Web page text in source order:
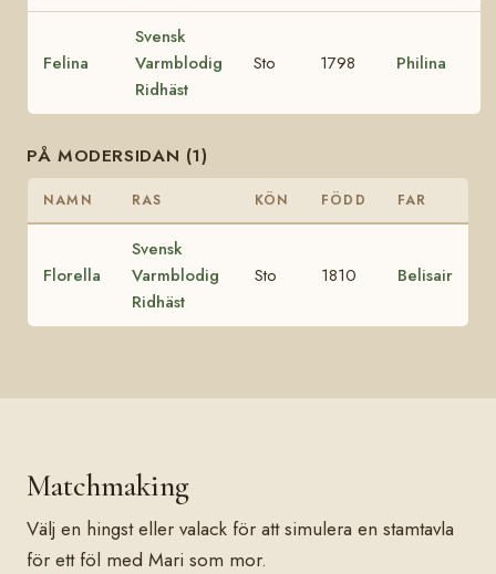
Felina
Svensk
Varmblodig
Ridhäst
Sto 1798 Philina
PÅ MODERSIDAN (1)
NAMN RAS KÖN FÖDD FAR
Florella
Svensk
Varmblodig
Ridhäst
Sto 1810 Belisair
Matchmaking
Välj en hingst eller valack för att simulera en stamtavla
för ett föl med Mari som mor.